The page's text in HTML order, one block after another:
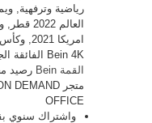
رياضية وترفهية,
Bein 4K الفائقة الجودة, كما وستجدون في
القمة Bein
OFFICE
واشتراك سنوي بقيمة